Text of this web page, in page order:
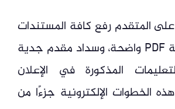
المتقدم رفع كافة المستندات
المطلوبة بصيغة PDF واضحة، وسداد مقدم جدية
المذكورة في الإعلان
الخطوات الإلكترونية جزءًا من